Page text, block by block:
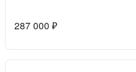
287 000 ₽